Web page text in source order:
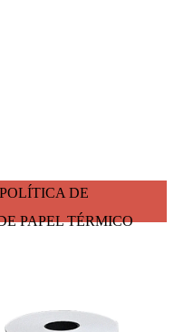
DE
PAPEL TÉRMICO